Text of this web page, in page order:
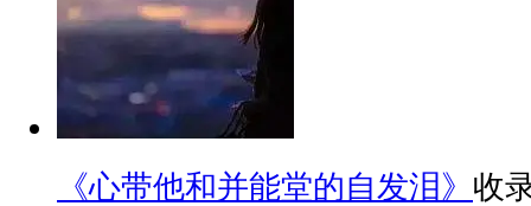
《心带他和并能堂的自发泪》 收